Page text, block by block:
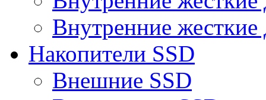
Внутренние
Накопители SSD
Внешние SSD